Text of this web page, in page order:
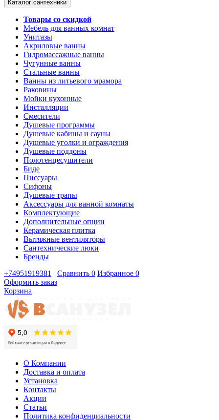
Каталог сантехники
Товары со скидкой
Мебель для ванных комнат
Унитазы
Акриловые ванны
Гидромассажные ванны
Чугунные ванны
Стальные ванны
Ванны из литьевого мрамора
Раковины
Мойки кухонные
Инсталляции
Смесители
Душевые программы
Душевые кабины и сауны
Душевые уголки и ограждения
Душевые поддоны
Полотенцесушители
Биде
Писсуары
Сифоны
Душевые трапы
Аксессуары для ванной комнаты
Комплектующие
Дополнительные опции
Керамическая плитка
Вытяжные вентиляторы
Сантехнические люки
Бренды
+74951919381
Сравнить 0 Избранное 0
Оформить заказ
Корзина
О Компании
Доставка и оплата
Установка
Контакты
Акции
Статьи
Политика конфиденциальности